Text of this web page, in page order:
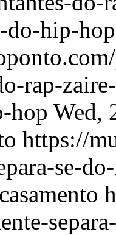
do-hip-hop
rap-
hop Wed,
https://
se-